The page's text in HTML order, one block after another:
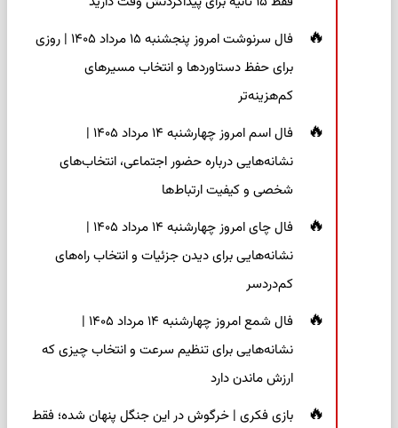
فال سرنوشت امروز پنجشنبه ۱۵ مرداد ۱۴۰۵ | روزی
برای حفظ دستاوردها و انتخاب مسیرهای
کم‌هزینه‌تر
فال اسم امروز چهارشنبه ۱۴ مرداد ۱۴۰۵ |
نشانه‌هایی درباره حضور اجتماعی، انتخاب‌های
شخصی و کیفیت ارتباط‌ها
فال چای امروز چهارشنبه ۱۴ مرداد ۱۴۰۵ |
نشانه‌هایی برای دیدن جزئیات و انتخاب راه‌های
کم‌دردسر
فال شمع امروز چهارشنبه ۱۴ مرداد ۱۴۰۵ |
نشانه‌هایی برای تنظیم سرعت و انتخاب چیزی که
ارزش ماندن دارد
بازی فکری | خرگوش در این جنگل پنهان شده؛ فقط